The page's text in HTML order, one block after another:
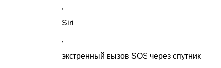
,
Siri
,
экстренный вызов SOS через спутник